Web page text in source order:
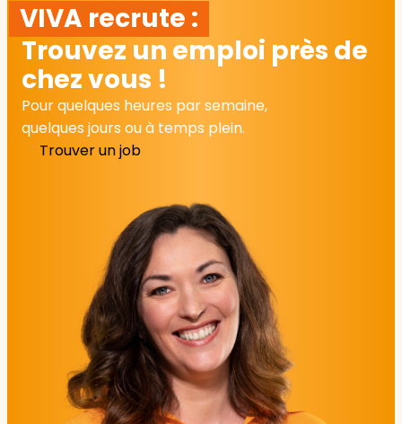
VIVA recrute :
Trouvez un emploi près de
chez vous !
Pour quelques heures par semaine,
quelques jours ou à temps plein.
Trouver un job